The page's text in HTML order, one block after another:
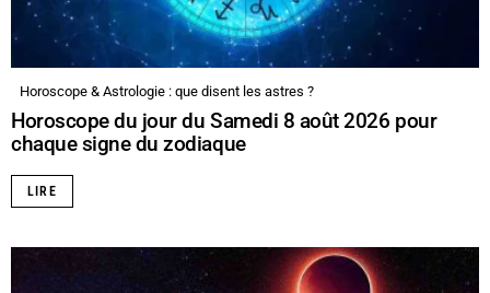
Horoscope & Astrologie : que disent les astres ?
Horoscope du jour du Samedi 8 août 2026 pour
chaque signe du zodiaque
LIRE